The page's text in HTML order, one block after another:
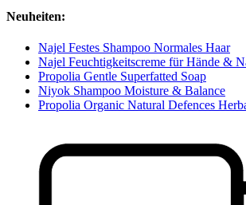
Neuheiten:
Najel Festes Shampoo Normales Haar
Najel Feuchtigkeitscreme für Hände &
Propolia Gentle Superfatted Soap
Niyok Shampoo Moisture & Balance
Propolia Organic Natural Defences